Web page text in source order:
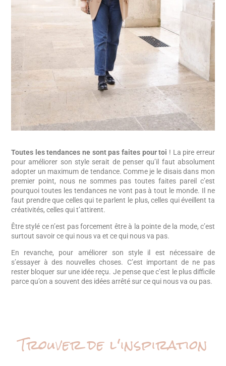
Toutes les tendances ne sont pas faites pour toi ! La pire erreur
pour améliorer son style serait de penser qu’il faut absolument
adopter un maximum de tendance. Comme je le disais dans mon
premier point, nous ne sommes pas toutes faites pareil c’est
pourquoi toutes les tendances ne vont pas à tout le monde. Il ne
faut prendre que celles qui te parlent le plus, celles qui éveillent ta
créativités, celles qui t’attirent.
Être stylé ce n’est pas forcement être à la pointe de la mode, c’est
surtout savoir ce qui nous va et ce qui nous va pas.
En revanche, pour améliorer son style il est nécessaire de
s’essayer à des nouvelles choses. C’est important de ne pas
rester bloquer sur une idée reçu. Je pense que c’est le plus difficile
parce qu’on a souvent des idées arrêté sur ce qui nous va ou pas.
Trouver de l'inspiration